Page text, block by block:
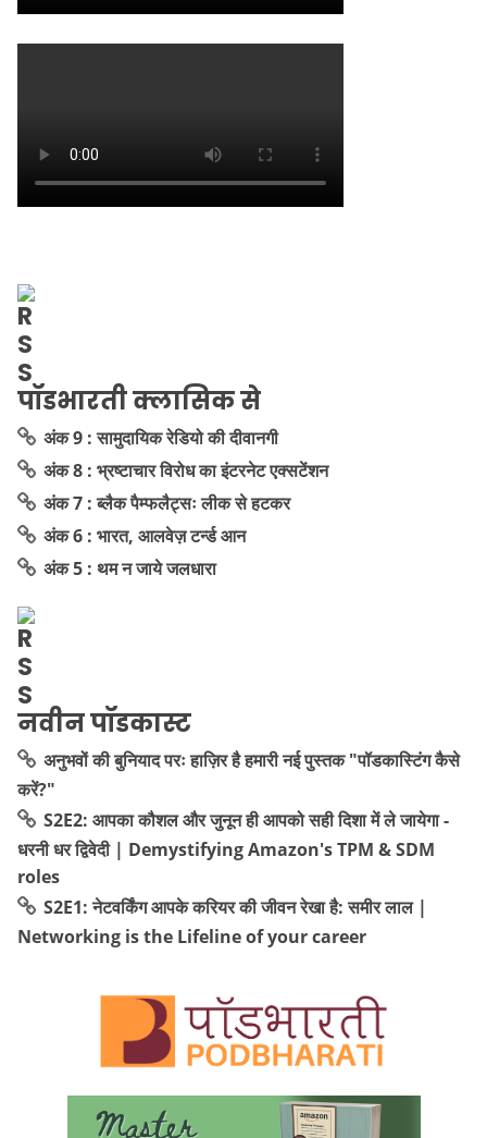
पॉडभारती क्लासिक से
अंक 9 : सामुदायिक रेडियो की दीवानगी
अंक 8 : भ्रष्टाचार विरोध का इंटरनेट एक्सटेंशन
अंक 7 : ब्लैक पैम्फलैट्सः लीक से हटकर
अंक 6 : भारत, आलवेज़ टर्न्ड आन
अंक 5 : थम न जाये जलधारा
नवीन पॉडकास्ट
अनुभवों की बुनियाद परः हाज़िर है हमारी नई पुस्तक "पॉडकास्टिंग कैसे
करें?"
S2E2: आपका कौशल और जुनून ही आपको सही दिशा में ले जायेगा -
धरनी धर द्विवेदी | Demystifying Amazon's TPM & SDM
roles
S2E1: नेटवर्किंग आपके करियर की जीवन रेखा है: समीर लाल |
Networking is the Lifeline of your career